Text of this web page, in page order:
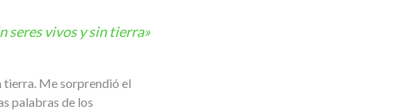
seres vivos y sin tierra»
tierra. Me sorprendió el
palabras de los